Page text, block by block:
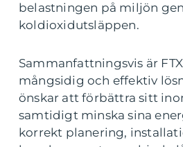
belastningen på miljön
koldioxidutsläppen.
Sammanfattningsvis är
mångsidig och effektiv
önskar att förbättra sitt
samtidigt minska sina
korrekt planering,